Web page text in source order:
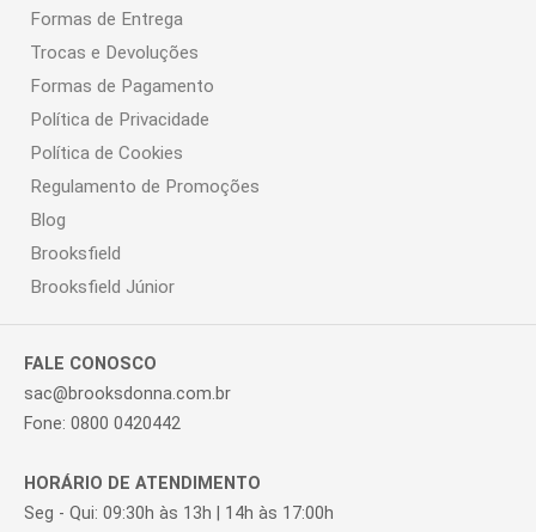
Formas de Entrega
Trocas e Devoluções
Formas de Pagamento
Política de Privacidade
Política de Cookies
Regulamento de Promoções
Blog
Brooksfield
Brooksfield Júnior
FALE CONOSCO
sac@brooksdonna.com.br
Fone: 0800 0420442
HORÁRIO DE ATENDIMENTO
Seg - Qui: 09:30h às 13h | 14h às 17:00h